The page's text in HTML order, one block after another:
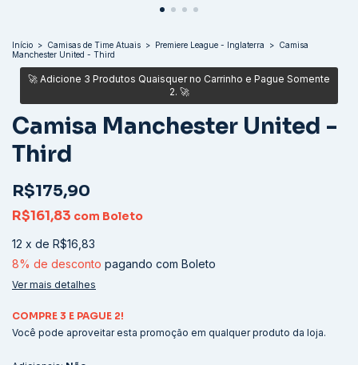
Início > Camisas de Time Atuais > Premiere League - Inglaterra > Camisa
Manchester United - Third
Camisa Manchester United -
Third
R$175,90
R$161,83 com Boleto
12 x de R$16,83
8% de desconto pagando com Boleto
Ver mais detalhes
COMPRE 3 E PAGUE 2!
Você pode aproveitar esta promoção em qualquer produto da loja.